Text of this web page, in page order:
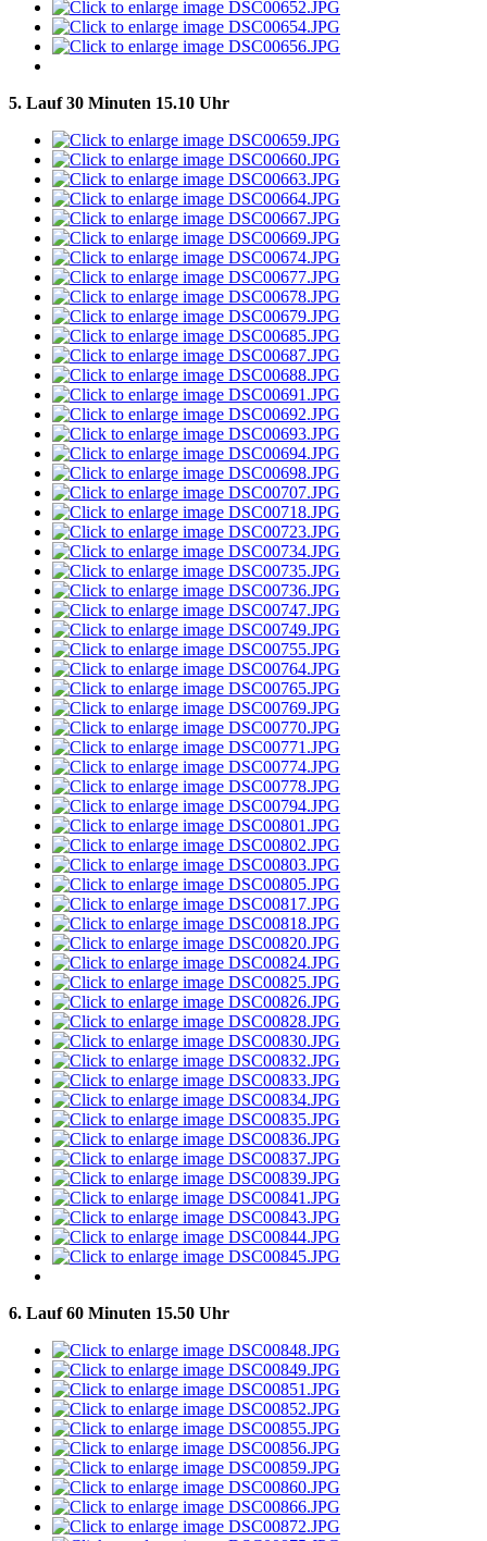
5. Lauf 30 Minuten 15.10 Uhr
6. Lauf 60 Minuten 15.50 Uhr